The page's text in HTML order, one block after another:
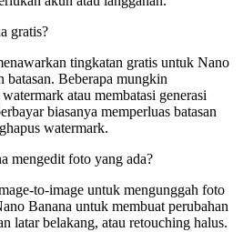
gratis?
tingkatan gratis untuk Nano
batasan. Beberapa mungkin
atau membatasi generasi
biasanya memperluas batasan
watermark.
mengedit foto yang ada?
to-image untuk mengunggah foto
Banana untuk membuat perubahan
latar belakang, atau retouching halus.